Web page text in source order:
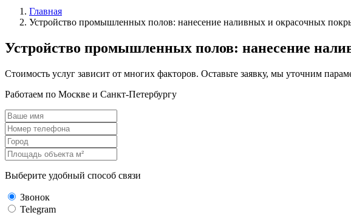
Главная
Устройство промышленных полов: нанесение наливных и окрасочных
Устройство промышленных полов: нанесение
Стоимость услуг зависит от многих факторов. Оставьте заявку, мы уточним
Работаем по Москве и Санкт-Петербургу
Выберите удобный способ связи
Звонок
Telegram